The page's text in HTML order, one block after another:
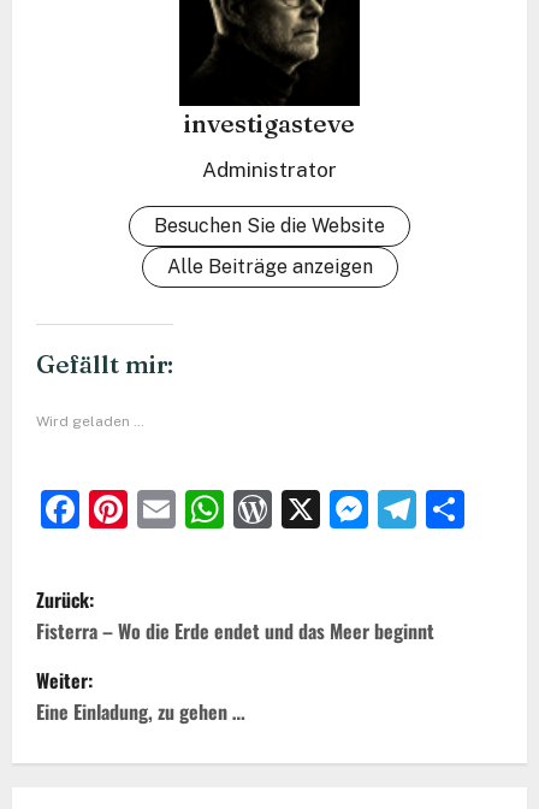
investigasteve
Administrator
Besuchen Sie die Website
Alle Beiträge anzeigen
Gefällt mir:
Wird geladen …
Facebook
Pinterest
EmailWhatsApp
WordPress
X
B
e
i
t
r
Zurück:
Fisterra – Wo die Erde endet und das Meer beginnt
Weiter:
Eine Einladung, zu gehen …